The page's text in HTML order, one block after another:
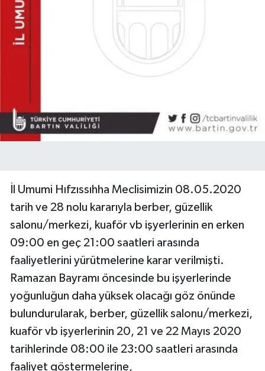
İl Umumi Hıfzıssıhha Meclisimizin 08.05.2020
tarih ve 28 nolu kararıyla berber, güzellik
salonu/merkezi, kuaför vb işyerlerinin en erken
09:00 en geç 21:00 saatleri arasında
faaliyetlerini yürütmelerine karar verilmişti.
Ramazan Bayramı öncesinde bu işyerlerinde
yoğunluğun daha yüksek olacağı göz önünde
bulundurularak, berber, güzellik salonu/merkezi,
kuaför vb işyerlerinin 20, 21 ve 22 Mayıs 2020
tarihlerinde 08:00 ile 23:00 saatleri arasında
faaliyet göstermelerine,